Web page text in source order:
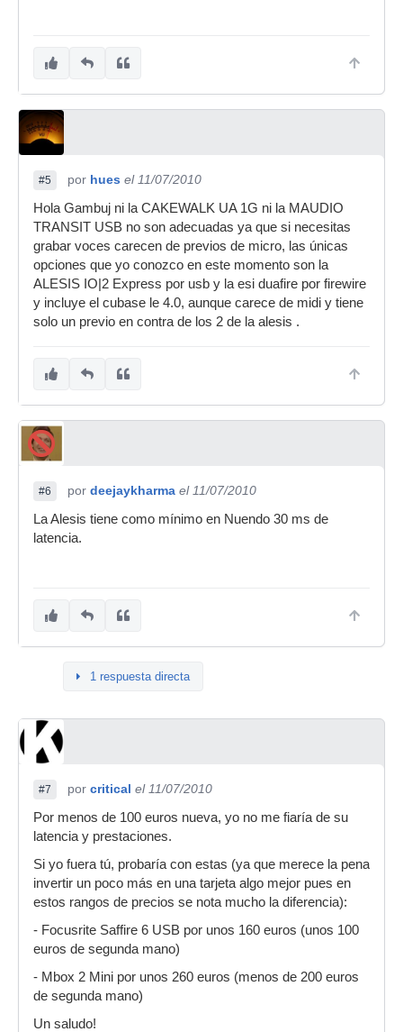
#5 por hues el 11/07/2010
Hola Gambuj ni la CAKEWALK UA 1G ni la MAUDIO
TRANSIT USB no son adecuadas ya que si necesitas
grabar voces carecen de previos de micro, las únicas
opciones que yo conozco en este momento son la
ALESIS IO|2 Express por usb y la esi duafire por firewire
y incluye el cubase le 4.0, aunque carece de midi y tiene
solo un previo en contra de los 2 de la alesis .
#6 por deejaykharma el 11/07/2010
La Alesis tiene como mínimo en Nuendo 30 ms de
latencia.
1 respuesta directa
#7 por critical el 11/07/2010
Por menos de 100 euros nueva, yo no me fiaría de su
latencia y prestaciones.
Si yo fuera tú, probaría con estas (ya que merece la pena
invertir un poco más en una tarjeta algo mejor pues en
estos rangos de precios se nota mucho la diferencia):
- Focusrite Saffire 6 USB por unos 160 euros (unos 100
euros de segunda mano)
- Mbox 2 Mini por unos 260 euros (menos de 200 euros
de segunda mano)
Un saludo!